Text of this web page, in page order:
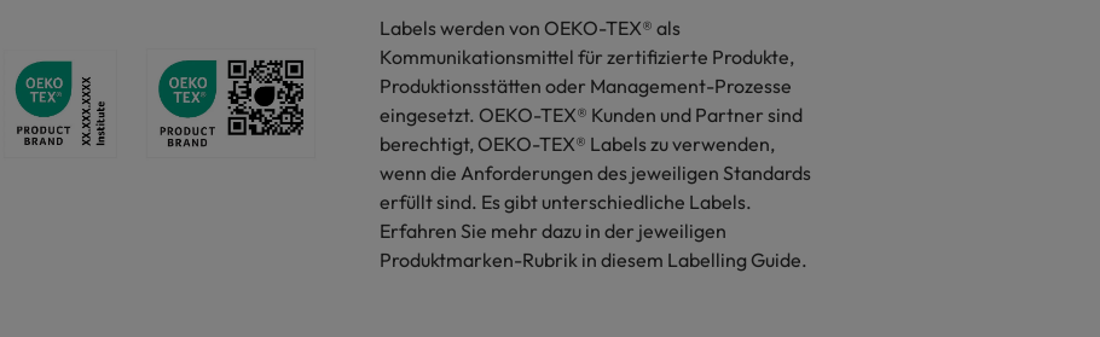
Labels werden von OEKO-TEX® als
Kommunikationsmittel für zertifizierte Produkte,
Produktionsstätten oder Management-Prozesse
eingesetzt. OEKO-TEX® Kunden und Partner sind
berechtigt, OEKO-TEX® Labels zu verwenden,
wenn die Anforderungen des jeweiligen Standards
erfüllt sind. Es gibt unterschiedliche Labels.
Erfahren Sie mehr dazu in der jeweiligen
Produktmarken-Rubrik in diesem Labelling Guide.